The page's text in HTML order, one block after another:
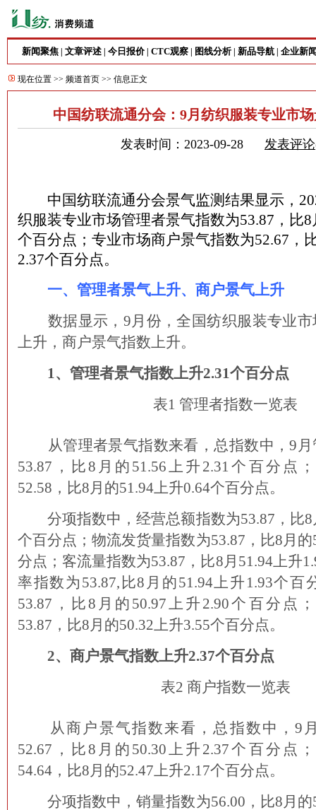
新闻聚焦 文章评述 今日报价 CTC观察 图线分析 新品导航 企业新
现在位置 >> 频道首页 >> 信息正文
中国纺联流通分会：9月纺织服装专业市
发表时间：2023-09-28 发表评
中国纺联流通分会景气监测结果显示，
织服装专业市场管理者景气指数为53.87，比8
个百分点；专业市场商户景气指数为52.67，
2.37个百分点。
一、管理者景气上升、商户景气上升
数据显示，9月份，全国纺织服装专业市
上升，商户景气指数上升。
1、管理者景气指数上升2.31个百分点
表1 管理者指数一览表
从管理者景气指数来看，总指数中，9月
53.87，比8月的51.56上升2.31个百分点
52.58，比8月的51.94上升0.64个百分点。
分项指数中，经营总额指数为53.87，比8
个百分点；物流发货量指数为53.87，比8月的
分点；客流量指数为53.87，比8月51.94上升
率指数为53.87,比8月的51.94上升1.93个百
53.87，比8月的50.97上升2.90个百分点
53.87，比8月的50.32上升3.55个百分点。
2、商户景气指数上升2.37个百分点
表2 商户指数一览表
从商户景气指数来看，总指数中，9
52.67，比8月的50.30上升2.37个百分点
54.64，比8月的52.47上升2.17个百分点。
分项指数中，销量指数为56.00，比8月的